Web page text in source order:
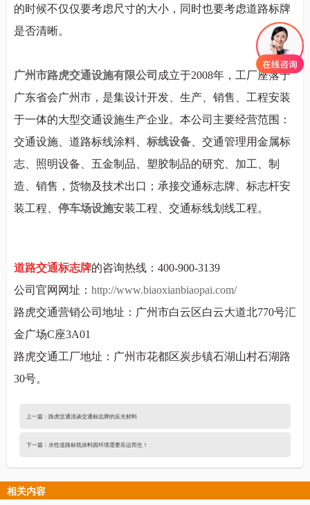
的时候不仅仅要考虑尺寸的大小，同时也要考虑道路标牌
是否清晰。
广州市路虎交通设施有限公司 成立于2008年，工厂座落于
广东省会广州市，是集设计开发、生产、销售、工程安装
于一体的大型交通设施生产企业。本公司主要经营范围：
交通设施、道路标线涂料、 标线设备、交通管理用金属标
志、照明设备、五金制品、塑胶制品的研究、加工、制
造、销售，货物及技术出口；承接交通标志牌、标志杆安
装工程、 停车场设施安装工程、交通标线划线工程。
道路交通标志牌的咨询热线：400-900-3139
公司官网网址： http://www.biaoxianbiaopai.com/
路虎交通营销公司地址：广州市白云区白云大道北770号汇
金广场C座3A01
路虎交通工厂地址：广州市花都区炭步镇石湖山村石湖路
30号。
上一篇： 路虎交通浅谈交通标志牌的反光材料
下一篇： 水性道路标线涂料因环境需要应运而生！
相关内容